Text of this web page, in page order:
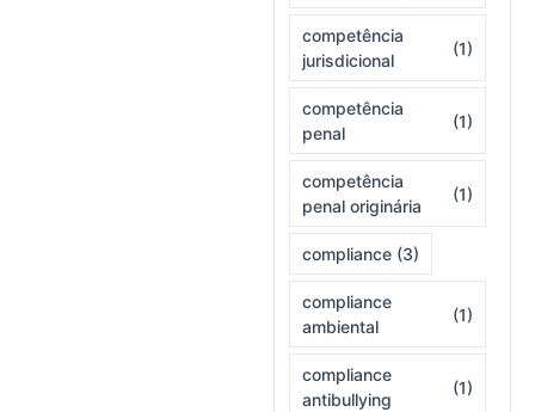
competência
jurisdicional
(1)
competência
penal
(1)
competência
penal originária
(1)
compliance (3)
compliance
ambiental
(1)
compliance
antibullying
(1)